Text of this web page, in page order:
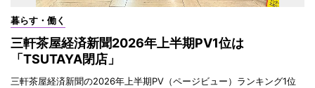
暮らす・働く
三軒茶屋経済新聞2026年上半期PV1位は
「TSUTAYA閉店」
三軒茶屋経済新聞の2026年上半期PV（ページビュー）ランキング1位